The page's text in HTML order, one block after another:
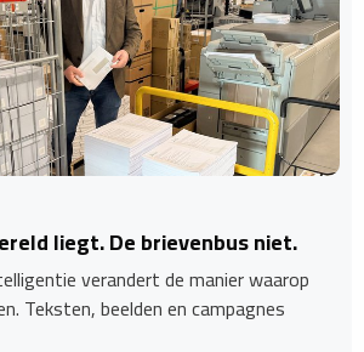
liegt. De brievenbus niet.
verandert de manier waarop
Teksten, beelden en campagnes